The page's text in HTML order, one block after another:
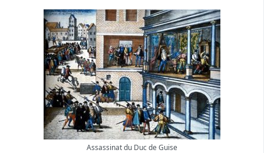
Assassinat du Duc de Guise